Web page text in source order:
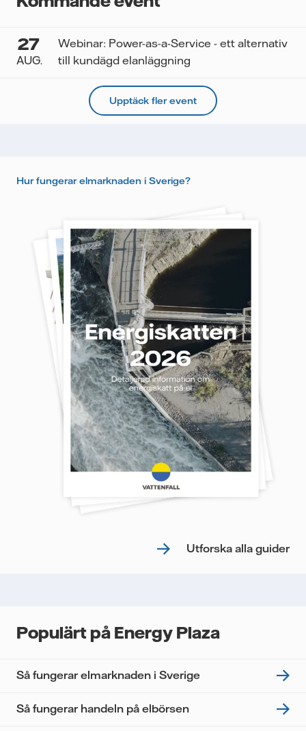
27
AUG.
Webinar: Power-as-a-Service - ett alternativ
till kundägd elanläggning
Upptäck fler event
Hur fungerar elmarknaden i Sverige?
Utforska alla guider
Populärt på Energy Plaza
Så fungerar elmarknaden i Sverige
Så fungerar handeln på elbörsen